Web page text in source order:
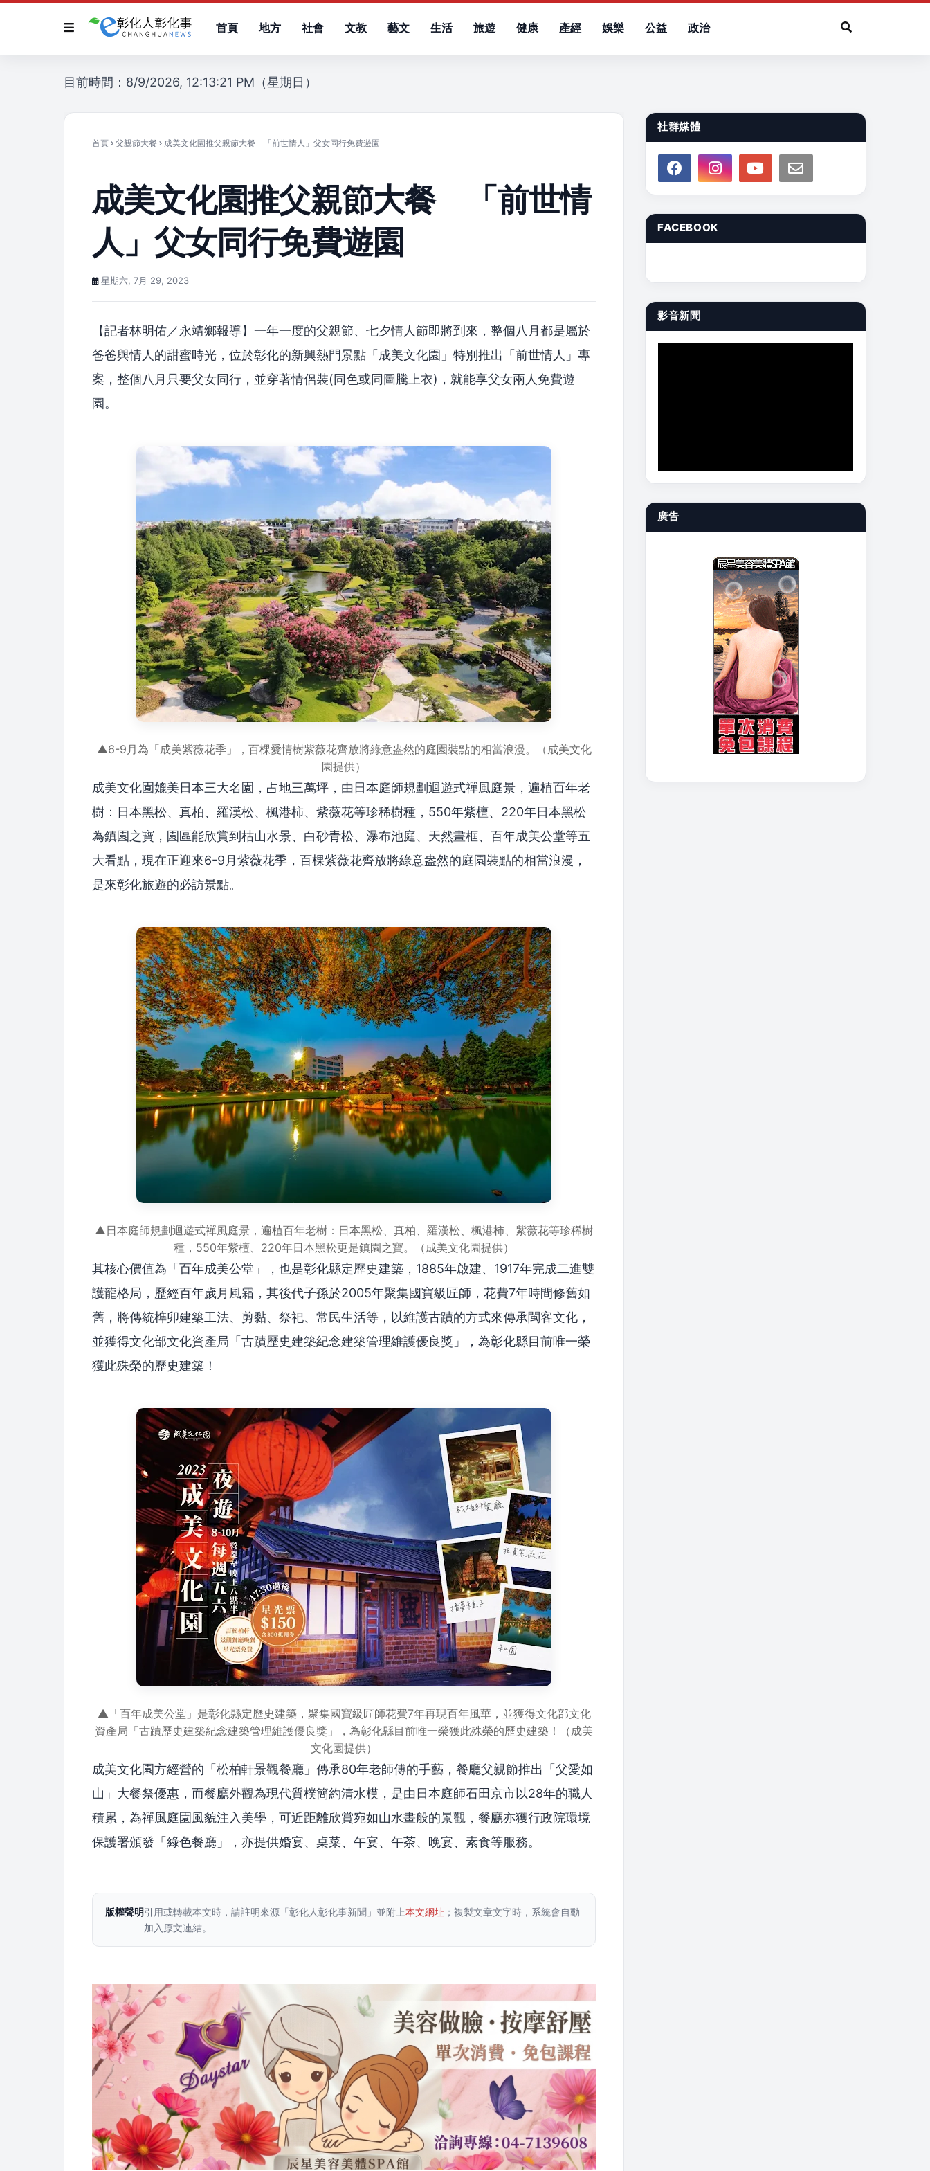
首頁 地方 社會 文教 藝文 生活 旅遊 健康 產經 娛樂 公益 政治
目前時間：8/9/2026, 12:13:21 PM（星期日）
首頁 父親節大餐 成美文化園推父親節大餐 「前世情人」父女同行免費遊園
成美文化園推父親節大餐 「前世情
人」父女同行免費遊園
星期六, 7月 29, 2023
【記者林明佑／永靖鄉報導】一年一度的父親節、七夕情人節即將到來，整個八月都是屬於
爸爸與情人的甜蜜時光，位於彰化的新興熱門景點「成美文化園」特別推出「前世情人」專
案，整個八月只要父女同行，並穿著情侶裝(同色或同圖騰上衣)，就能享父女兩人免費遊
園。
▲6-9月為「成美紫薇花季」，百棵愛情樹紫薇花齊放將綠意盎然的庭園裝點的相當浪漫。（成美文化
園提供）
成美文化園媲美日本三大名園，占地三萬坪，由日本庭師規劃迴遊式禪風庭景，遍植百年老
樹：日本黑松、真柏、羅漢松、楓港柿、紫薇花等珍稀樹種，550年紫檀、220年日本黑松
為鎮園之寶，園區能欣賞到枯山水景、白砂青松、瀑布池庭、天然畫框、百年成美公堂等五
大看點，現在正迎來6-9月紫薇花季，百棵紫薇花齊放將綠意盎然的庭園裝點的相當浪漫，
是來彰化旅遊的必訪景點。
▲日本庭師規劃迴遊式禪風庭景，遍植百年老樹：日本黑松、真柏、羅漢松、楓港柿、紫薇花等珍稀樹
種，550年紫檀、220年日本黑松更是鎮園之寶。（成美文化園提供）
其核心價值為「百年成美公堂」，也是彰化縣定歷史建築，1885年啟建、1917年完成二進雙
護龍格局，歷經百年歲月風霜，其後代子孫於2005年聚集國寶級匠師，花費7年時間修舊如
舊，將傳統榫卯建築工法、剪黏、祭祀、常民生活等，以維護古蹟的方式來傳承閩客文化，
並獲得文化部文化資產局「古蹟歷史建築紀念建築管理維護優良獎」，為彰化縣目前唯一榮
獲此殊榮的歷史建築！
▲「百年成美公堂」是彰化縣定歷史建築，聚集國寶級匠師花費7年再現百年風華，並獲得文化部文化
資產局「古蹟歷史建築紀念建築管理維護優良獎」，為彰化縣目前唯一榮獲此殊榮的歷史建築！（成美
文化園提供）
成美文化園方經營的「松柏軒景觀餐廳」傳承80年老師傅的手藝，餐廳父親節推出「父愛如
山」大餐祭優惠，而餐廳外觀為現代質樸簡約清水模，是由日本庭師石田京市以28年的職人
積累，為禪風庭園風貌注入美學，可近距離欣賞宛如山水畫般的景觀，餐廳亦獲行政院環境
保護署頒發「綠色餐廳」，亦提供婚宴、桌菜、午宴、午茶、晚宴、素食等服務。
版權聲明引用或轉載本文時，請註明來源「彰化人彰化事新聞」並附上本文網址 ；複製文章文字時，系統會自動
加入原文連結。
社群媒體
FACEBOOK
影音新聞
廣告